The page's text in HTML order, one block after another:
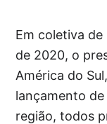
Em coletiva
de 2020, o
América do
lançamento
região, todos